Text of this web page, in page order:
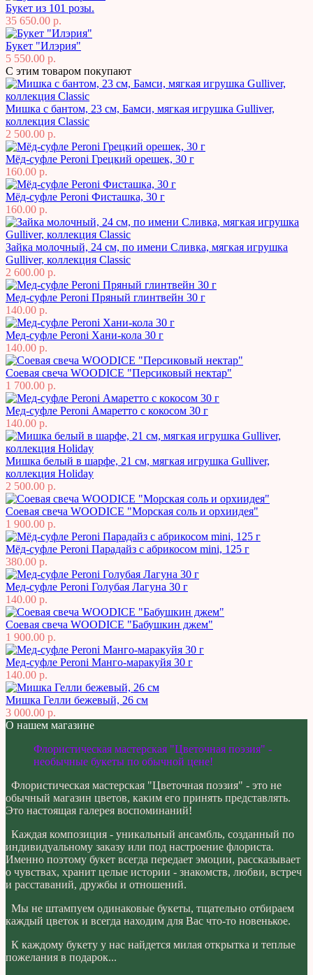
Букет из 101 розы.
35 650.00 р.
Букет "Илэрия"
5 550.00 р.
С этим товаром покупают
Мишка с бантом, 23 см, Бамси, мягкая игрушка Gulliver,
коллекция Classic
2 500.00 р.
Мёд-суфле Peroni Грецкий орешек, 30 г
160.00 р.
Мёд-суфле Peroni Фисташка, 30 г
160.00 р.
Зайка молочный, 24 см, по имени Сливка, мягкая игрушка
Gulliver, коллекция Classic
2 600.00 р.
Мед-суфле Peroni Пряный глинтвейн 30 г
140.00 р.
Мед-суфле Peroni Хани-кола 30 г
140.00 р.
Соевая свеча WOODICE "Персиковый нектар"
1 700.00 р.
Мед-суфле Peroni Амаретто с кокосом 30 г
140.00 р.
Мишка белый в шарфе, 21 см, мягкая игрушка Gulliver,
коллекция Holiday
2 500.00 р.
Соевая свеча WOODICE "Морская соль и орхиидея"
1 900.00 р.
Мёд-суфле Peroni Парадайз с абрикосом mini, 125 г
380.00 р.
Мед-суфле Peroni Голубая Лагуна 30 г
140.00 р.
Соевая свеча WOODICE "Бабушкин джем"
1 900.00 р.
Мед-суфле Peroni Манго-маракуйя 30 г
140.00 р.
Мишка Гелли бежевый, 26 см
3 000.00 р.
О нашем магазине
Флористическая мастерская "Цветочная поэзия" -
необычные букеты по обычной цене!
Флористическая мастерская "Цветочная поэзия" - это не
обычный магазин цветов, каким его принять представлять.
Это настоящая галерея воспоминаний!
Каждая композиция - уникальный ансамбль, созданный по
индивидуальному заказу или под настроение флориста.
Именно поэтому букет всегда передает эмоции, рассказывает
о чувствах, хранит целые истории - знакомств, любви, встреч
и расставаний, дружбы и отношений.
Мы не штампуем одинаковые букеты, тщательно отбираем
каждый цветок и всегда находим для Вас что-то новенькое.
К каждому букету у нас найдется милая открытка и теплые
пожелания в подарок...